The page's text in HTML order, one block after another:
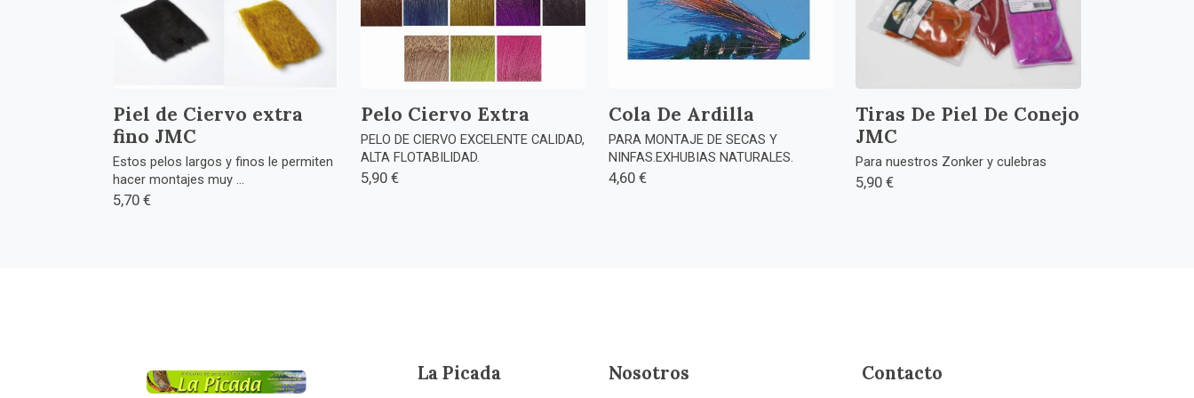
Piel de Ciervo extra
fino JMC
Estos pelos largos y finos le permiten
hacer montajes muy ...
5,70 €
Pelo Ciervo Extra
PELO DE CIERVO EXCELENTE CALIDAD,
ALTA FLOTABILIDAD.
5,90 €
Cola De Ardilla
PARA MONTAJE DE SECAS Y
NINFAS.EXHUBIAS NATURALES.
4,60 €
Tiras De Piel De Conejo
JMC
Para nuestros Zonker y culebras
5,90 €
La Picada Nosotros Contacto